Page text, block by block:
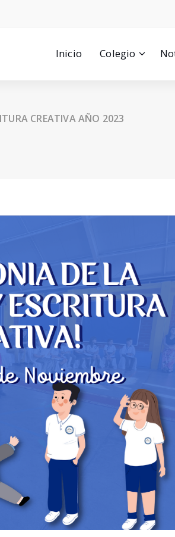
Inicio Colegio
CREATIVA AÑO 2023